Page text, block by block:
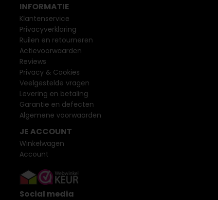
INFORMATIE
Klantenservice
Privacyverklaring
Ruilen en retourneren
Actievoorwaarden
Reviews
Privacy & Cookies
Veelgestelde vragen
Levering en betaling
Garantie en defecten
Algemene voorwaarden
JE ACCOUNT
Winkelwagen
Account
Social media